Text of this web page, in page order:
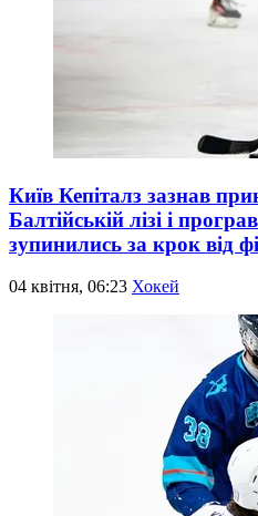
Київ Кепіталз зазнав
Балтійській лізі і
зупинились за крок від
04 квітня, 06:23 Хокей